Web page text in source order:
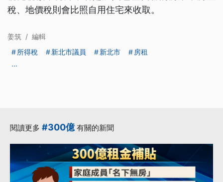
稅、地價稅則會比照自用住宅來收取。
姜筑 / 編輯
所得稅
新北市議員 新北市
房租
...
閱讀更多 #300億有關的新聞